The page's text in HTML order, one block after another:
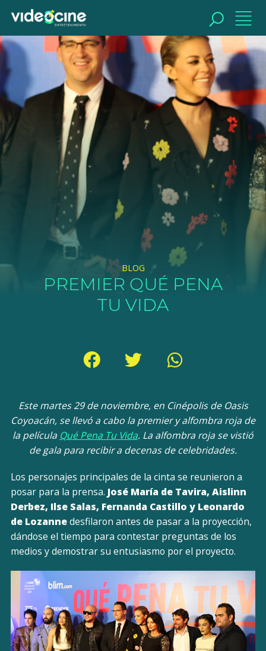
BUSCAR
BLOG
PREMIER QUÉ PENA
TU VIDA
Este martes 29 de noviembre, en Cinépolis de Oasis
Coyoacán, se llevó a cabo la premier y alfombra roja de
la película Qué Pena Tu Vida. La alfombra roja se vistió
de gala para recibir a decenas de celebridades.
Los personajes principales de la cinta se reunieron a
posar para la prensa. José María de Tavira, Aislinn
Derbez, Ilse Salas, Fernanda Castillo y Leonardo
de Lozannedesfilaron antes de pasar a la proyección,
dándose el tiempo para contestar preguntas de los
medios y demostrar su entusiasmo por el proyecto.